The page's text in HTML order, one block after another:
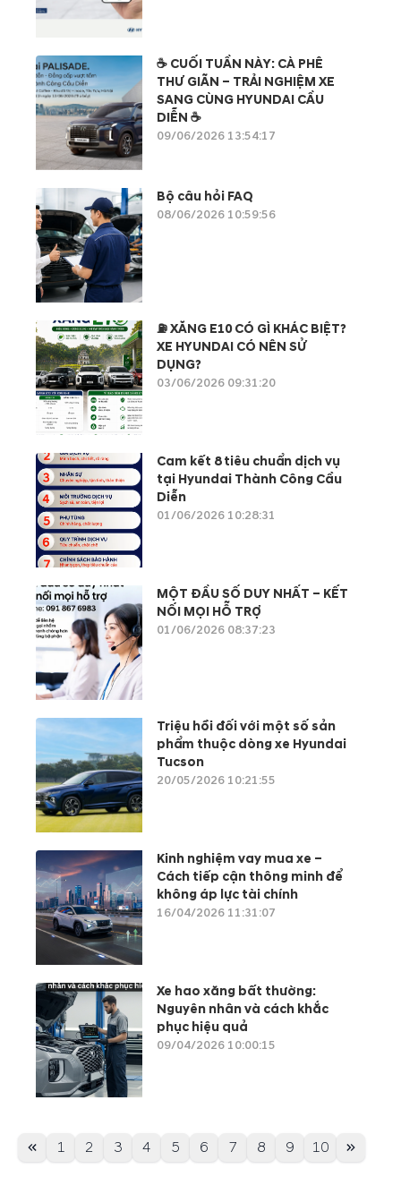
☕ CUỐI TUẦN NÀY: CÀ PHÊ
THƯ GIÃN – TRẢI NGHIỆM XE
SANG CÙNG HYUNDAI CẦU
DIỄN ☕
09/06/2026 13:54:17
Bộ câu hỏi FAQ
08/06/2026 10:59:56
⛽ XĂNG E10 CÓ GÌ KHÁC BIỆT?
XE HYUNDAI CÓ NÊN SỬ
DỤNG?
03/06/2026 09:31:20
Cam kết 8 tiêu chuẩn dịch vụ
tại Hyundai Thành Công Cầu
Diễn
01/06/2026 10:28:31
MỘT ĐẦU SỐ DUY NHẤT – KẾT
NỐI MỌI HỖ TRỢ
01/06/2026 08:37:23
Triệu hồi đối với một số sản
phẩm thuộc dòng xe Hyundai
Tucson
20/05/2026 10:21:55
Kinh nghiệm vay mua xe –
Cách tiếp cận thông minh để
không áp lực tài chính
16/04/2026 11:31:07
Xe hao xăng bất thường:
Nguyên nhân và cách khắc
phục hiệu quả
09/04/2026 10:00:15
1 2 3 4 5 6 7 8 9 10